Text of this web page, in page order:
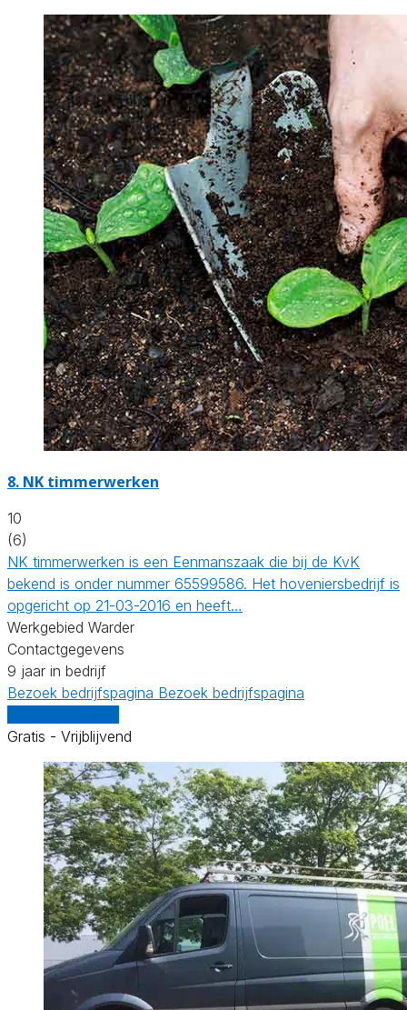
8. NK timmerwerken
10
(6)
NK timmerwerken is een Eenmanszaak die bij de KvK
bekend is onder nummer 65599586. Het hoveniersbedrijf is
opgericht op 21-03-2016 en heeft…
Werkgebied Warder
Contactgegevens
9 jaar in bedrijf
Bezoek bedrijfspagina Bezoek bedrijfspagina
Gratis - Vrijblijvend